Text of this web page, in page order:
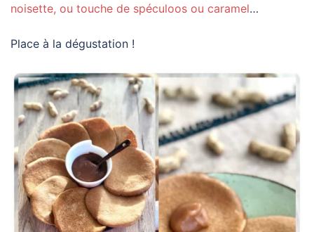
noisette, ou touche de spéculoos ou caramel…
Place à la dégustation !